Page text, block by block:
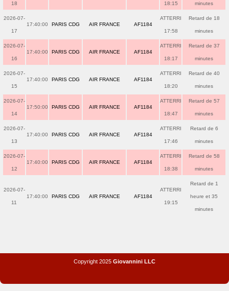
18 18:15 minutes
2026-07-
17
17:40:00 PARIS CDG AIR FRANCE AF1184
ATTERRI
17:58
Retard de 18
minutes
2026-07-
16
17:40:00 PARIS CDG AIR FRANCE AF1184
ATTERRI
18:17
Retard de 37
minutes
2026-07-
15
17:40:00 PARIS CDG AIR FRANCE AF1184
ATTERRI
18:20
Retard de 40
minutes
2026-07-
14
17:50:00 PARIS CDG AIR FRANCE AF1184
ATTERRI
18:47
Retard de 57
minutes
2026-07-
13
17:40:00 PARIS CDG AIR FRANCE AF1184
ATTERRI
17:46
Retard de 6
minutes
2026-07-
12
17:40:00 PARIS CDG AIR FRANCE AF1184
ATTERRI
18:38
Retard de 58
minutes
2026-07-
11
17:40:00 PARIS CDG AIR FRANCE AF1184
ATTERRI
19:15
Retard de 1
heure et 35
minutes
Copyright 2025 Giovannini LLC